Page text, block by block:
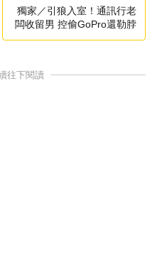
獨家／引狼入室！通訊行老
闆收留男 控偷GoPro還勒脖
往下閱讀